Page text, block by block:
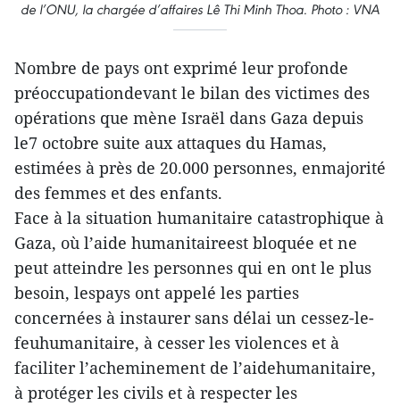
de l’ONU, la chargée d’affaires Lê Thi Minh Thoa. Photo : VNA
Nombre de pays ont exprimé leur profonde
préoccupationdevant le bilan des victimes des
opérations que mène Israël dans Gaza depuis
le7 octobre suite aux attaques du Hamas,
estimées à près de 20.000 personnes, enmajorité
des femmes et des enfants.
Face à la situation humanitaire catastrophique à
Gaza, où l’aide humanitaireest bloquée et ne
peut atteindre les personnes qui en ont le plus
besoin, lespays ont appelé les parties
concernées à instaurer sans délai un cessez-le-
feuhumanitaire, à cesser les violences et à
faciliter l’acheminement de l’aidehumanitaire,
à protéger les civils et à respecter les